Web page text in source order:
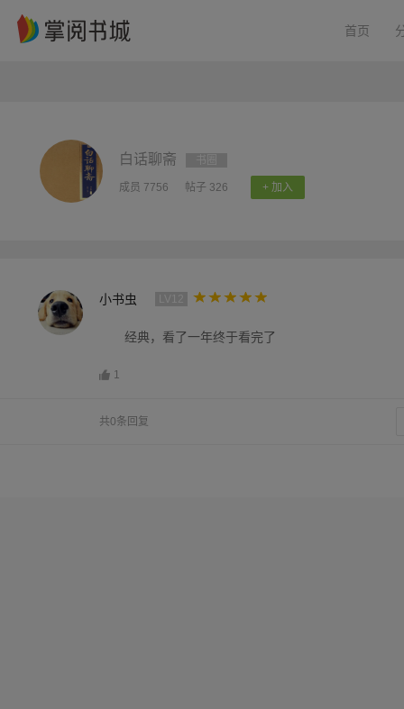
首页
白话聊斋
成员 7756 帖子 326 + 加入
小书虫
经典，看了一年终于看完了
1
共0条回复